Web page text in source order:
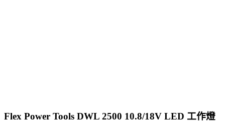
Flex Power Tools DWL 2500 10.8/18V LED 工作燈